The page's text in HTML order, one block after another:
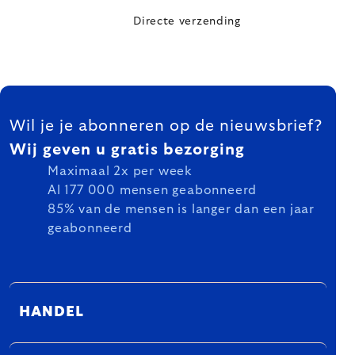
Directe verzending
FOOTER
Wil je je abonneren op de nieuwsbrief?
Wij geven u gratis bezorging
Maximaal 2x per week
Al 177 000 mensen geabonneerd
85% van de mensen is langer dan een jaar
geabonneerd
HANDEL